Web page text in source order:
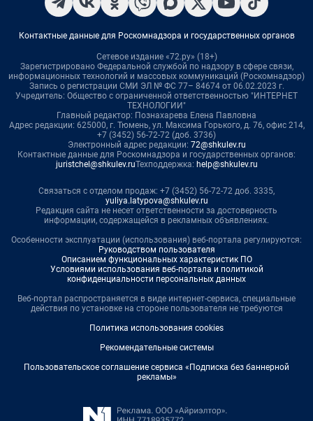
Контактные данные для Роскомнадзора и государственных органов
Сетевое издание «72.ру» (18+)
Зарегистрировано Федеральной службой по надзору в сфере связи,
информационных технологий и массовых коммуникаций (Роскомнадзор)
Запись о регистрации СМИ ЭЛ № ФС 77– 84674 от 06.02.2023 г.
Учредитель: Общество с ограниченной ответственностью "ИНТЕРНЕТ
ТЕХНОЛОГИИ"
Главный редактор: Познахарева Елена Павловна
Адрес редакции: 625000, г. Тюмень, ул. Максима Горького, д. 76, офис 214,
+7 (3452) 56-72-72 (доб. 3736)
Электронный адрес редакции: 72@shkulev.ru
Контактные данные для Роскомнадзора и государственных органов:
juristchel@shkulev.ruТехподдержка: help@shkulev.ru
Связаться с отделом продаж: +7 (3452) 56-72-72 доб. 3335,
yuliya.latypova@shkulev.ru
Редакция сайта не несет ответственности за достоверность
информации, содержащейся в рекламных объявлениях.
Особенности эксплуатации (использования) веб-портала регулируются:
Руководством пользователя
Описанием функциональных характеристик ПО
Условиями использования веб-портала и политикой
конфиденциальности персональных данных
Веб-портал распространяется в виде интернет-сервиса, специальные
действия по установке на стороне пользователя не требуются
Политика использования cookies
Рекомендательные системы
Пользовательское соглашение сервиса «Подписка без баннерной
рекламы»